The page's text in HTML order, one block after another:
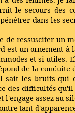
le secours des
dans les
de ressusciter un
un ornement à
et si utiles.
de la conduite
sait les bruits qui
des difficultés
assez au
tant